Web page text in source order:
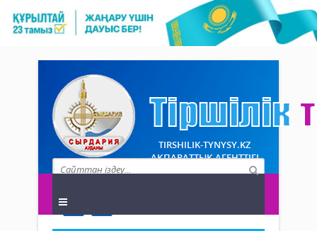
TIRSHILIK-TYNYSY.KZ
АҚПАРАТТЫҚ АГЕНТТІГІ